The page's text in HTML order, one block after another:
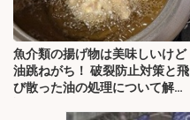
魚介類の揚げ物は美味しいけど
油跳ねがち！ 破裂防止対策と飛
び散った油の処理について解